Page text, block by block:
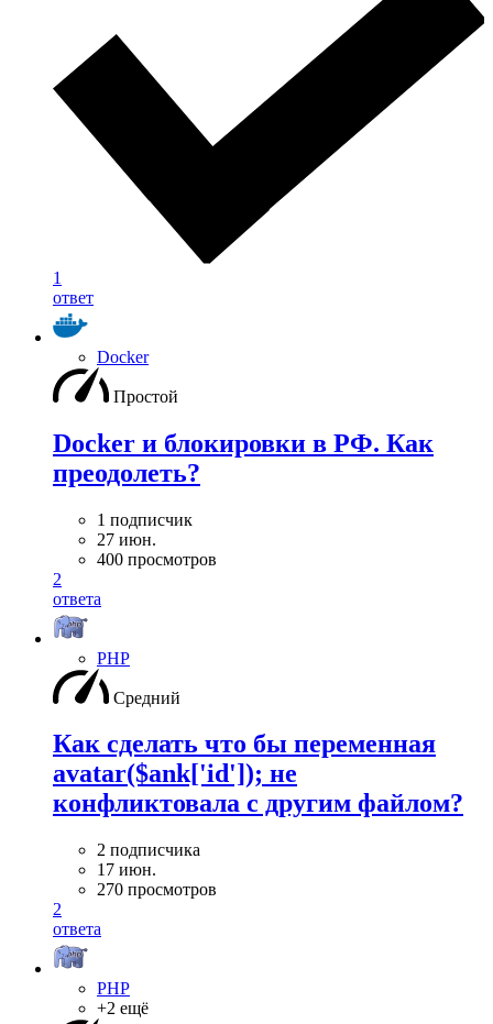
1
ответ
Docker
Простой
Docker и блокировки в РФ. Как
преодолеть?
1 подписчик
27 июн.
400 просмотров
2
ответа
PHP
Средний
Как сделать что бы переменная
avatar($ank['id']); не
конфликтовала с другим файлом?
2 подписчика
17 июн.
270 просмотров
2
ответа
PHP
+2 ещё